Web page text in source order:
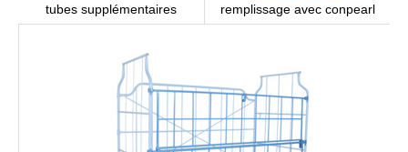
tubes supplémentaires remplissage avec conpearl